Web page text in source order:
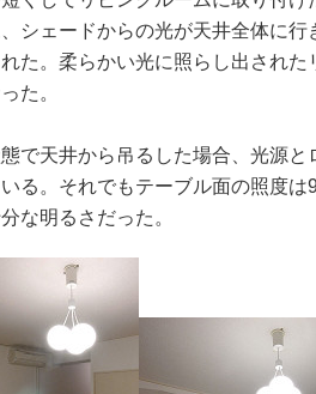
シェードからの光が天井全体に行
た。柔らかい光に照らし出された
た。
で天井から吊るした場合、光源と
る。それでもテーブル面の照度
な明るさだった。